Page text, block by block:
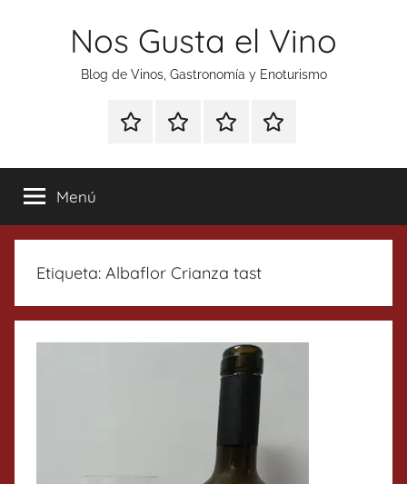
Nos Gusta el Vino
Blog de Vinos, Gastronomía y Enoturismo
Especial
Tonics
Enoturismo
Gastronomía
RankingContacto
Menú
Etiqueta: Albaflor Crianza tast